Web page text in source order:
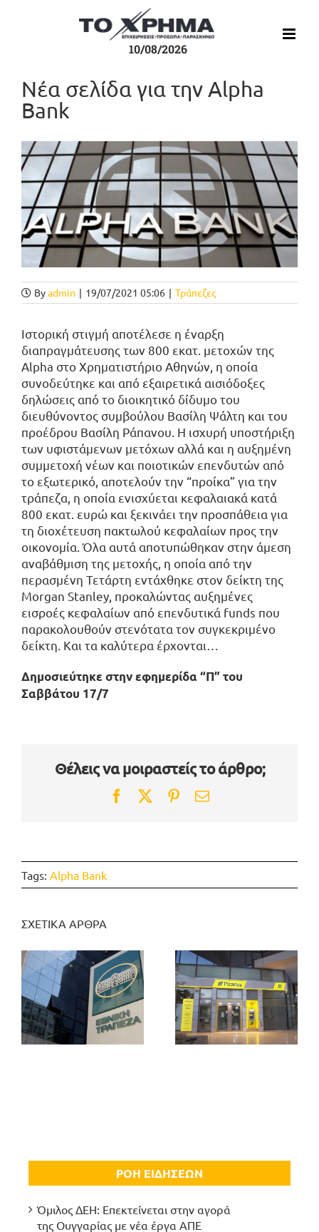
10/08/2026
Νέα σελίδα για την Alpha
Bank
Προβολή
μεγαλύτερης
εικόνας
Byadmin | 19/07/2021 05:06 | Τράπεζες
Ιστορική στιγμή αποτέλεσε η έναρξη
διαπραγμάτευσης των 800 εκατ. μετοχών της
Alpha στο Χρηματιστήριο Αθηνών, η οποία
συνοδεύτηκε και από εξαιρετικά αισιόδοξες
δηλώσεις από το διοικητικό δίδυμο του
διευθύνοντος συμβούλου Βασίλη Ψάλτη και του
προέδρου Βασίλη Ράπανου. Η ισχυρή υποστήριξη
των υφιστάμενων μετόχων αλλά και η αυξημένη
συμμετοχή νέων και ποιοτικών επενδυτών από
το εξωτερικό, αποτελούν την “προίκα” για την
τράπεζα, η οποία ενισχύεται κεφαλαιακά κατά
800 εκατ. ευρώ και ξεκινάει την προσπάθεια για
τη διοχέτευση πακτωλού κεφαλαίων προς την
οικονομία. Όλα αυτά αποτυπώθηκαν στην άμεση
αναβάθμιση της μετοχής, η οποία από την
περασμένη Τετάρτη εντάχθηκε στον δείκτη της
Morgan Stanley, προκαλώντας αυξημένες
εισροές κεφαλαίων από επενδυτικά funds που
παρακολουθούν στενότατα τον συγκεκριμένο
δείκτη. Και τα καλύτερα έρχονται…
Δημοσιεύτηκε στην εφημερίδα “Π” του
Σαββάτου 17/7
Θέλεις να μοιραστείς το άρθρο;
Facebook
TwitterPinterest
Email
Tags: Alpha Bank
ΣΧΕΤΙΚΑ ΑΡΘΡΑ
ΡΟΗ ΕΙΔΗΣΕΩΝ
Όμιλος ΔΕΗ: Επεκτείνεται στην αγορά
της Ουγγαρίας με νέα έργα ΑΠΕ